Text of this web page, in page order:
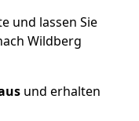
und lassen Sie
Wildberg
und erhalten